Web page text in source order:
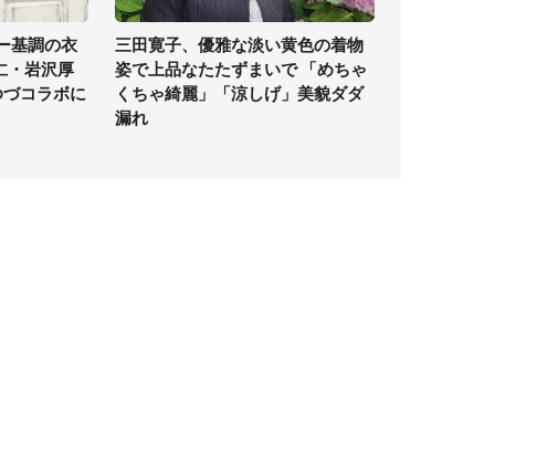
基調の衣
・岩沢厚
コラボに
三田寛子、優雅な淡い黄色の着物
姿で上品なたたずまいで 「めちゃ
くちゃ綺麗」「涼しげ」美貌ダダ
漏れ